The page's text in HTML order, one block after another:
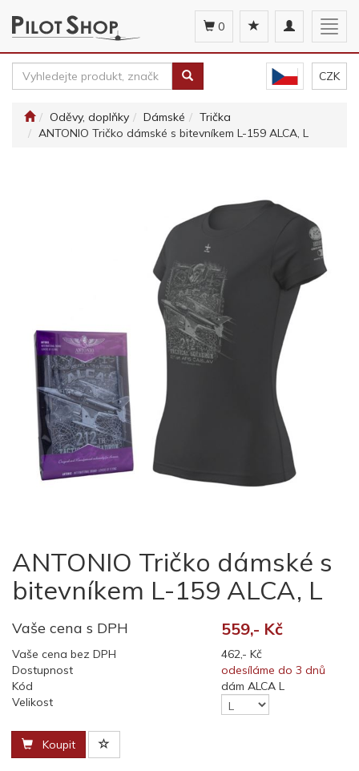
Toggle
navigation
0
CZK
Oděvy, doplňky Dámské
Trička
ANTONIO Tričko dámské s bitevníkem L-159 ALCA, L
ANTONIO Tričko dámské s
bitevníkem L-159 ALCA, L
Vaše cena s DPH 559,- Kč
Vaše cena bez DPH
462,- Kč
Dostupnost
odesíláme do 3 dnů
Kód
dám ALCA L
Velikost
Koupit